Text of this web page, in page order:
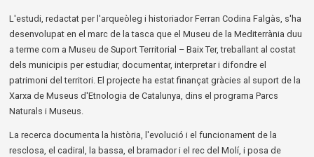
L'estudi, redactat per l'arqueòleg i historiador Ferran Codina Falgàs, s'ha
desenvolupat en el marc de la tasca que el Museu de la Mediterrània duu
a terme com a Museu de Suport Territorial – Baix Ter, treballant al costat
dels municipis per estudiar, documentar, interpretar i difondre el
patrimoni del territori. El projecte ha estat finançat gràcies al suport de la
Xarxa de Museus d'Etnologia de Catalunya, dins el programa Parcs
Naturals i Museus.
La recerca documenta la història, l'evolució i el funcionament de la
resclosa, el cadiral, la bassa, el bramador i el rec del Molí, i posa de